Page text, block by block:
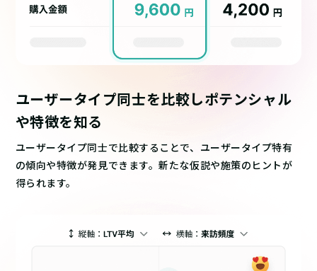
ユーザータイプ同士を比較しポテンシャル
や特徴を知る
ユーザータイプ同士で比較することで、ユーザータイプ特有
の傾向や特徴が発見できます。新たな仮説や施策のヒントが
得られます。